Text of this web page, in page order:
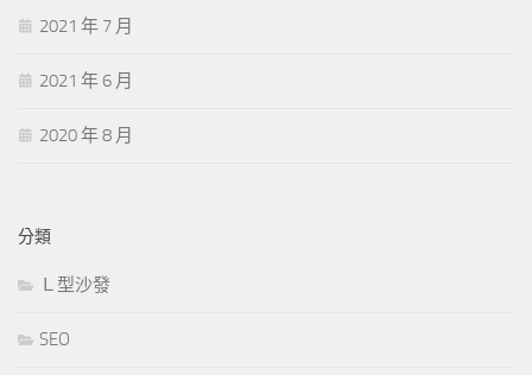
2021 年 7 月
2021 年 6 月
2020 年 8 月
分類
Ｌ型沙發
SEO